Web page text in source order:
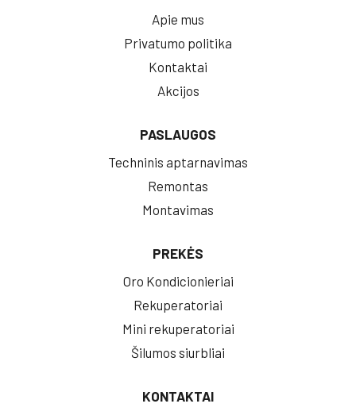
Apie mus
Privatumo politika
Kontaktai
Akcijos
PASLAUGOS
Techninis aptarnavimas
Remontas
Montavimas
PREKĖS
Oro Kondicionieriai
Rekuperatoriai
Mini rekuperatoriai
Šilumos siurbliai
KONTAKTAI